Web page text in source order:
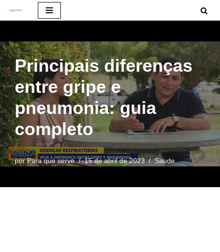
para
o
conteúdo
Principais diferenças
entre gripe e
pneumonia: guia
completo
porPara que serve 15 de abril de 2023 Saude